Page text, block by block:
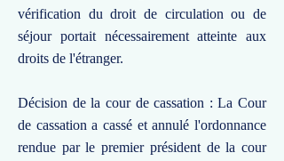
vérification du droit de circulation ou de
séjour portait nécessairement atteinte aux
droits de l'étranger.
Décision de la cour de cassation : La Cour
de cassation a cassé et annulé l'ordonnance
rendue par le premier président de la cour